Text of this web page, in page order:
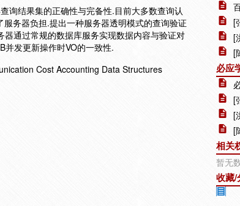
询结果集的正确性与完备性.目前大多数查询认
务器负担.提出一种服务器透明模式的查询验证
通过常规的数据库服务实现数据内容与验证对
并发更新操作时VO的一致性.
Cost Accounting Data Structures
[
[
[
必应
[
[
[
相关
暂无
收藏/